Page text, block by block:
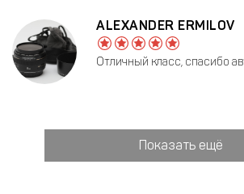
ALEXANDER ERMILOV
Отличный класс, спасибо
Показать ещё